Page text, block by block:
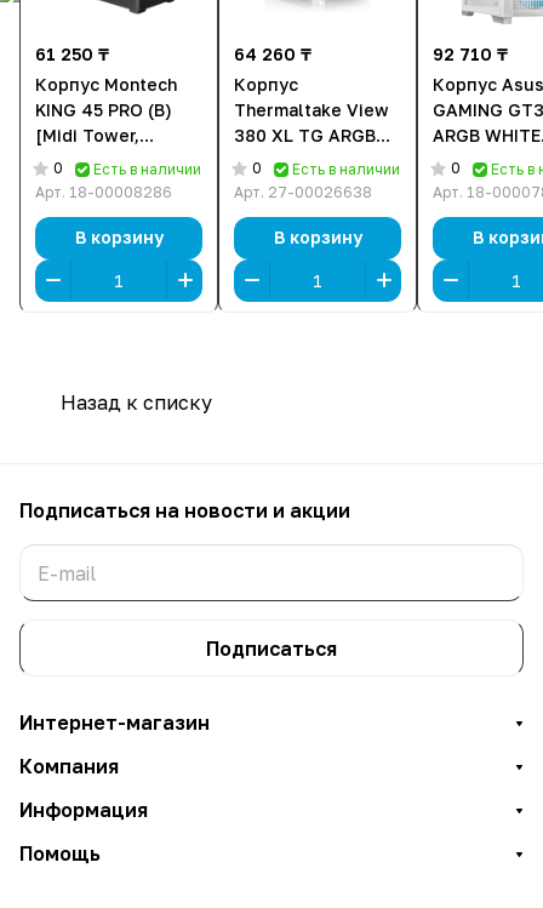
61 250 ₸
Корпус Montech
KING 45 PRO (B)
[Midi Tower,
Черный]
0
Есть в наличии
Арт. 18-00008286
В корзину
64 260 ₸
Корпус
Thermaltake View
380 XL TG ARGB
White (CA-11E-
00M6WN-00) [Midi
ARGB, белый]
0
Есть в наличии
Арт. 27-00026638
В корзину
92 710 ₸
Корпус
GAMING
ARGB WHITE
(90DC00I3-
[Midi Tower,
0
Есть в
Арт. 18-
В
Назад к списку
Подписаться на новости и акции
Подписаться
Интернет-магазин
Компания
Информация
Помощь